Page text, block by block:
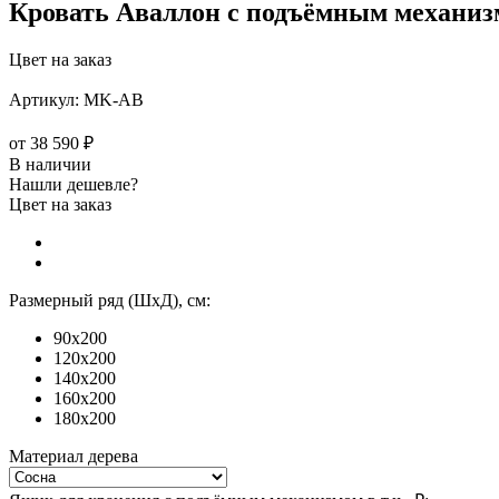
Кровать Аваллон с подъёмным
Цвет на заказ
Артикул: MK-АВ
от 38 590 ₽
В наличии
Нашли дешевле?
Цвет на заказ
Размерный ряд (ШхД), см:
90x200
120x200
140x200
160x200
180x200
Материал дерева